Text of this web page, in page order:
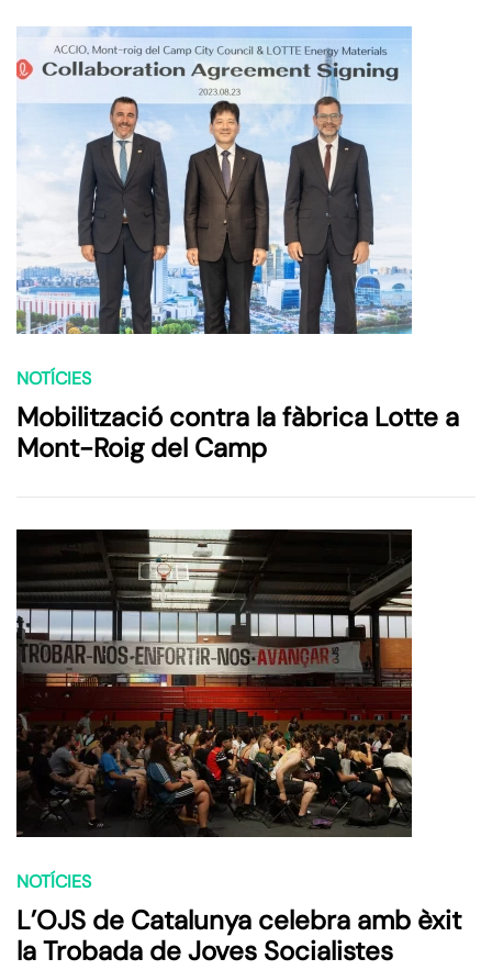
NOTÍCIES
Mobilització contra la fàbrica Lotte a
Mont-Roig del Camp
NOTÍCIES
L’OJS de Catalunya celebra amb èxit
la Trobada de Joves Socialistes